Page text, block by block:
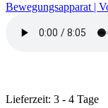
Bewegungsapparat |
Lieferzeit: 3 - 4 Tage